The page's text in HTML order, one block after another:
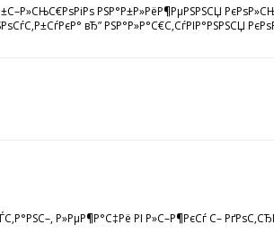
РЅР°Р±Р»РёР¶РµРЅРЅСЏ
вЂ” РЅР°Р»Р°С€С‚СѓРІР°РЅРЅСЏ
Р»РµР¶Р°С‡Рё РІ Р»С–Р¶РєСѓ